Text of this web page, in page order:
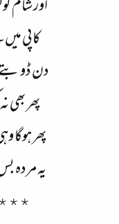
اور شام
کاپی
دن
پھر بھی
پھر ہوگا
یہ مردہ